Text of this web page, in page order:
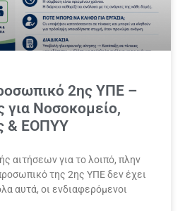
2ης ΥΠΕ –
για Νοσοκομείο,
& ΕΟΠΥΥ
αιτήσεων για το λοιπό, πλην
της 2ης ΥΠΕ δεν έχει
αυτά, οι ενδιαφερόμενοι